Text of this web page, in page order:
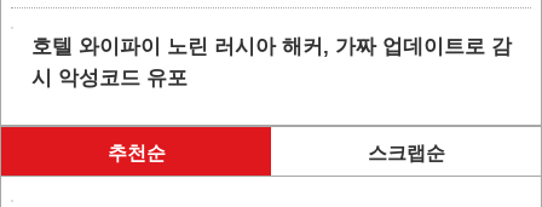
호텔 와이파이 노린 러시아 해커, 가짜 업데이트로 감
시 악성코드 유포
추천순 스크랩순